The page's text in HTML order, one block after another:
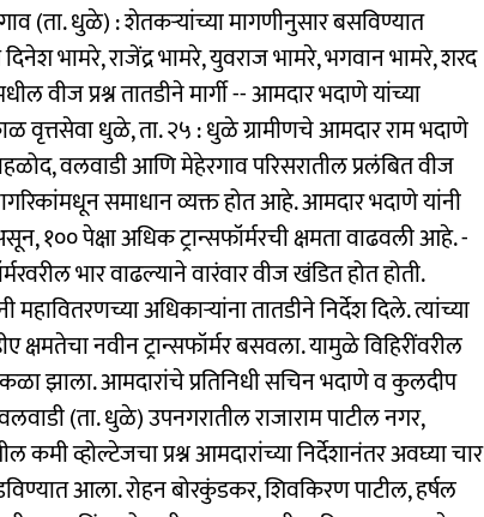
(ता. धुळे) : शेतकऱ्यांच्या मागणीनुसार बसविण्यात
भामरे, राजेंद्र भामरे, युवराज भामरे, भगवान भामरे, शरद
वीज प्रश्न तातडीने मार्गी -- आमदार भदाणे यांच्या
वृत्तसेवा धुळे, ता. २५ : धुळे ग्रामीणचे आमदार राम भदाणे
वलवाडी आणि मेहेरगाव परिसरातील प्रलंबित वीज
समाधान व्यक्त होत आहे. आमदार भदाणे यांनी
१०० पेक्षा अधिक ट्रान्सफॉर्मरची क्षमता वाढवली आहे. -
भार वाढल्याने वारंवार वीज खंडित होत होती.
अधिकाऱ्यांना तातडीने निर्देश दिले. त्यांच्या
नवीन ट्रान्सफॉर्मर बसवला. यामुळे विहिरींवरील
झाला. आमदारांचे प्रतिनिधी सचिन भदाणे व कुलदीप
(ता. धुळे) उपनगरातील राजाराम पाटील नगर,
व्होल्टेजचा प्रश्न आमदारांच्या निर्देशानंतर अवघ्या चार
आला. रोहन बोरकुंडकर, शिवकिरण पाटील, हर्षल